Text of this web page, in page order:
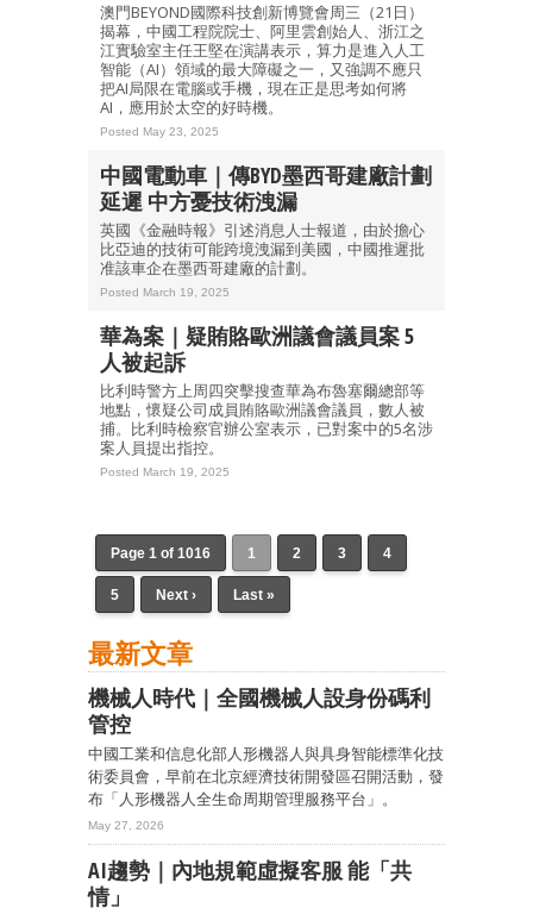
澳門BEYOND國際科技創新博覽會周三（21日）
揭幕，中國工程院院士、阿里雲創始人、浙江之
江實驗室主任王堅在演講表示，算力是進入人工
智能（AI）領域的最大障礙之一，又強調不應只
把AI局限在電腦或手機，現在正是思考如何將
AI，應用於太空的好時機。
Posted May 23, 2025
中國電動車｜傳BYD墨西哥建廠計劃
延遲 中方憂技術洩漏
英國《金融時報》引述消息人士報道，由於擔心
比亞迪的技術可能跨境洩漏到美國，中國推遲批
准該車企在墨西哥建廠的計劃。
Posted March 19, 2025
華為案｜疑賄賂歐洲議會議員案 5
人被起訴
比利時警方上周四突擊搜查華為布魯塞爾總部等
地點，懷疑公司成員賄賂歐洲議會議員，數人被
捕。比利時檢察官辦公室表示，已對案中的5名涉
案人員提出指控。
Posted March 19, 2025
Page 1 of 1016 1 2 3 4
5 Next › Last »
最新文章
機械人時代｜全國機械人設身份碼利
管控
中國工業和信息化部人形機器人與具身智能標準化技
術委員會，早前在北京經濟技術開發區召開活動，發
布「人形機器人全生命周期管理服務平台」。
May 27, 2026
AI趨勢｜內地規範虛擬客服 能「共
情」